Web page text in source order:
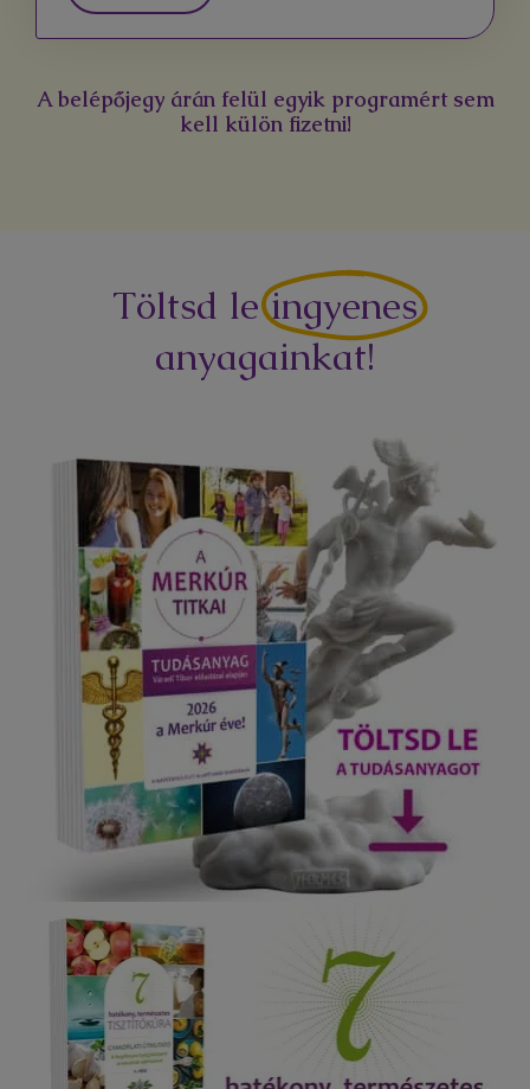
A belépőjegy árán felül egyik programért sem
kell külön fizetni!
Töltsd le ingyenes
anyagainkat!